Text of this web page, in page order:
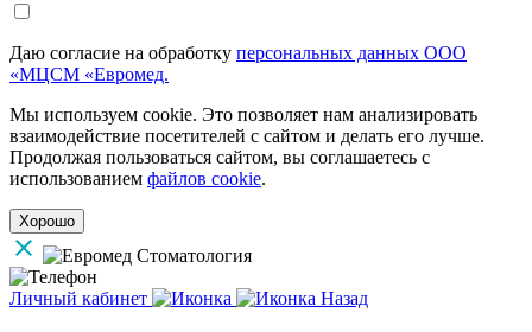
Даю согласие на обработку персональных данных ООО
«МЦСМ «Евромед.
Мы используем cookie. Это позволяет нам анализировать
взаимодействие посетителей с сайтом и делать его лучше.
Продолжая пользоваться сайтом, вы соглашаетесь с
использованием файлов cookie.
Хорошо
Личный кабинет
Назад